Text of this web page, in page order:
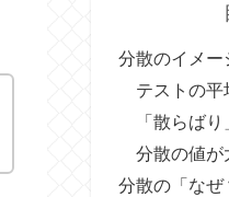
分散のイメー
テストの平
「散らばり
分散の値が
分散の「なぜ